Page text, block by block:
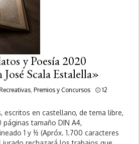
y Poesía 2020
Scala Estalella»
, Premios y Concursos
12
escritos en castellano, de tema libre,
tamaño DIN A4,
1 y ½ (Apróx. 1.700 caracteres